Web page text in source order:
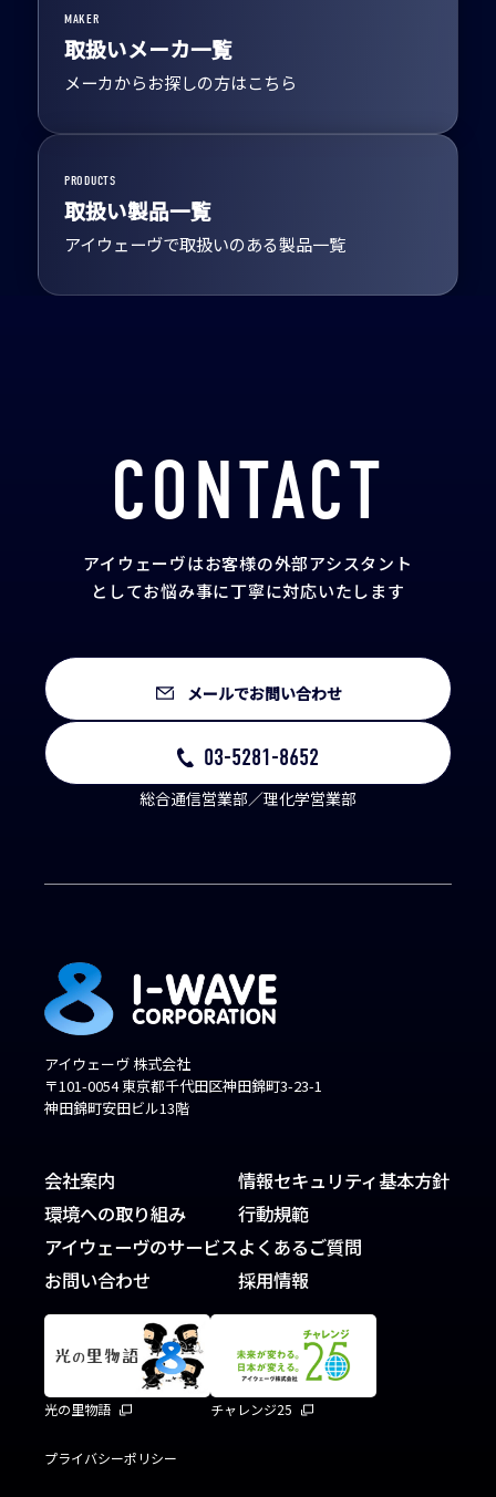
MAKER
取扱いメーカ一覧
メーカからお探しの方はこちら
PRODUCTS
取扱い製品一覧
アイウェーヴで取扱いのある製品一覧
CONTACT
アイウェーヴはお客様の外部アシスタント
としてお悩み事に丁寧に対応いたします
メールでお問い合わせ
03-5281-8652
総合通信営業部／理化学営業部
アイウェーヴ 株式会社
〒101-0054 東京都千代田区神田錦町3-23-1
神田錦町安田ビル13階
会社案内
環境への取り組み
アイウェーヴのサービス
お問い合わせ
情報セキュリティ基本方針
行動規範
よくあるご質問
採用情報
光の里物語 チャレンジ25
プライバシーポリシー